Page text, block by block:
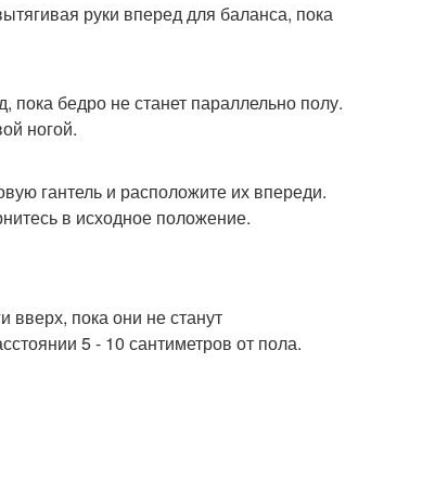
руки вперед для баланса, пока
пока бедро не станет параллельно полу.
ногой.
гантель и расположите их впереди.
в исходное положение.
вверх, пока они не станут
5 - 10 сантиметров от пола.